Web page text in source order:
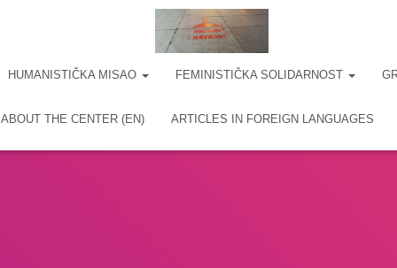
HUMANISTIČKA MISAO FEMINISTIČKA SOLIDARNOST
ABOUT THE CENTER (EN) ARTICLES IN FOREIGN LANGUAGES